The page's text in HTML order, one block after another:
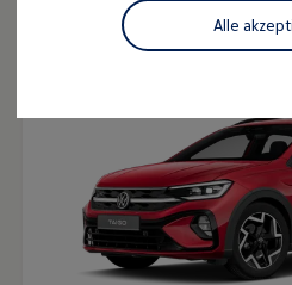
Dienste für Ihr
Volkswagen
Handy und
Volkswagen
Warn- und
Assistenzsysteme
Digitale
Live Beratung
Magazin
Alle